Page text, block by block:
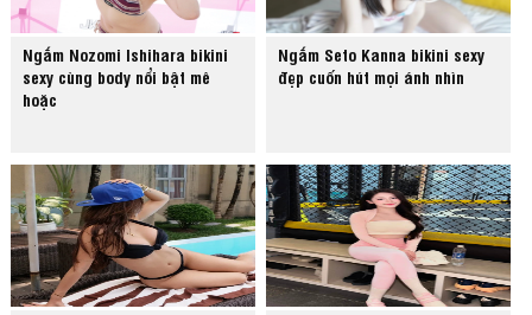
Ngắm Nozomi Ishihara bikini
sexy cùng body nổi bật mê
hoặc
Ngắm Seto Kanna bikini sexy
đẹp cuốn hút mọi ánh nhìn